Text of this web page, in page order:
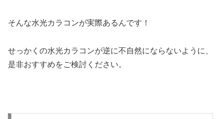
そんな水光カラコンが実際あるんです！
せっかくの水光カラコンが逆に不自然にならないように、
是非おすすめをご検討ください。